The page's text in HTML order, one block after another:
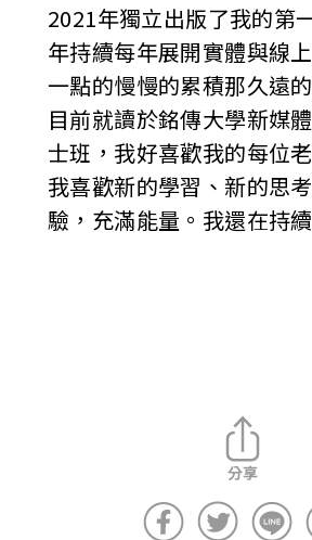
2021年獨立出版了我的第
年持續每年展開實體與線
一點的慢慢的累積那久遠
目前就讀於銘傳大學新媒
士班，我好喜歡我的每位
我喜歡新的學習、新的思
驗，充滿能量。我還在持續